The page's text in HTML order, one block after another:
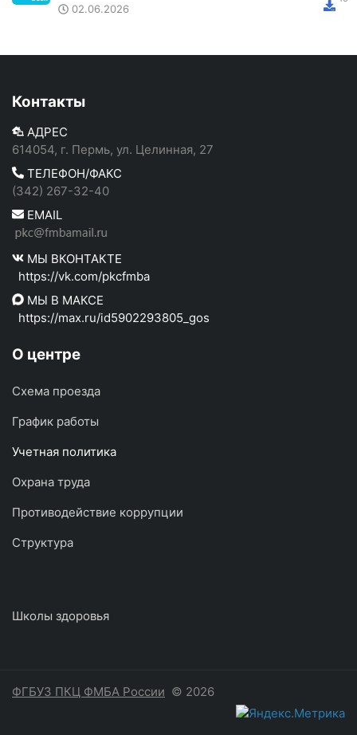
02.06.2026
Контакты
АДРЕС
614054, г. Пермь, ул. Целинная, 27
ТЕЛЕФОН/ФАКС
(342) 267-32-40
EMAIL
МЫ ВКОНТАКТЕ
https://vk.com/pkcfmba
МЫ В МАКСЕ
https://max.ru/id5902293805_gos
О центре
Схема проезда
График работы
Учетная политика
Охрана труда
Противодействие коррупции
Структура
Школы здоровья
ФГБУЗ ПКЦ ФМБА России © 2026